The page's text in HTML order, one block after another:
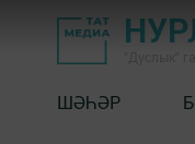
ШӘҺӘР